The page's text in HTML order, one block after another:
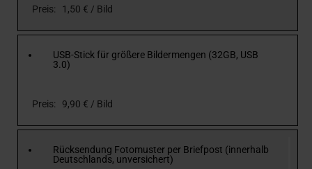
Preis: 1,50 € / Bild
USB-Stick für größere Bildermengen (32GB, USB
3.0)
Preis: 9,90 € / Bild
Rücksendung Fotomuster per Briefpost (innerhalb
Deutschlands, unversichert)